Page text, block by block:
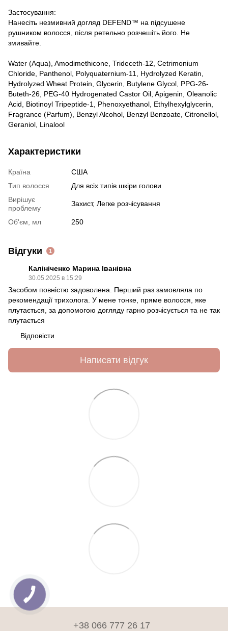
Застосування:
Нанесіть незмивний догляд DEFEND™ на підсушене
рушником волосся, після ретельно розчешіть його. Не
змивайте.
Water (Aqua), Amodimethicone, Trideceth-12, Cetrimonium
Chloride, Panthenol, Polyquaternium-11, Hydrolyzed Keratin,
Hydrolyzed Wheat Protein, Glycerin, Butylene Glycol, PPG-26-
Buteth-26, PEG-40 Hydrogenated Castor Oil, Apigenin, Oleanolic
Acid, Biotinoyl Tripeptide-1, Phenoxyethanol, Ethylhexylglycerin,
Fragrance (Parfum), Benzyl Alcohol, Benzyl Benzoate, Citronellol,
Geraniol, Linalool
Характеристики
Країна
США
Тип волосся
Для всіх типів шкіри голови
Вирішує
проблему
Захист, Легке розчісування
Об'єм, мл 250
Відгуки 1
Калініченко Марина Іванівна
30.05.2025 в 15:29
Засобом повністю задоволена. Перший раз замовляла по
рекомендації трихолога. У мене тонке, пряме волосся, яке
плутається, за допомогою догляду гарно розчісується та не так
плутається
Відповісти
Написати відгук
+38 066 777 26 17